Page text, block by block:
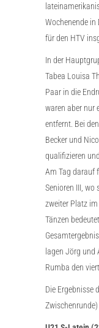
Wochenende in
für den HTV
In der
Tabea Louisa
Paar in die
waren aber nur
entfernt. Bei
Becker und
qualifizieren
Am Tag darauf
Senioren III, wo
zweiter Platz
Tänzen
lagen Jörg und
Rumba den
Die Ergebnisse